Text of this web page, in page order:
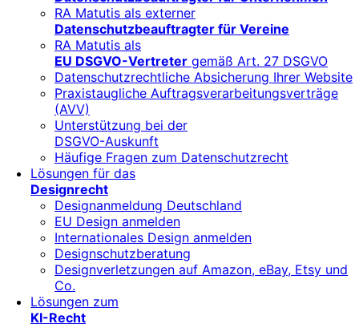
RA Matutis als externer
Datenschutzbeauftragter für Vereine
RA Matutis als
EU DSGVO-Vertreter gemäß Art. 27 DSGVO
Datenschutzrechtliche Absicherung Ihrer Website
Praxistaugliche Auftragsverarbeitungsverträge
(AVV)
Unterstützung bei der
DSGVO-Auskunft
Häufige Fragen zum Datenschutzrecht
Lösungen für das
Designrecht
Designanmeldung Deutschland
EU Design anmelden
Internationales Design anmelden
Designschutzberatung
Designverletzungen auf Amazon, eBay, Etsy und
Co.
Lösungen zum
KI-Recht